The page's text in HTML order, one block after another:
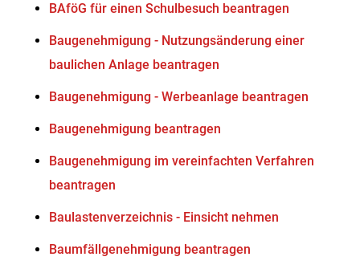
BAföG für einen Schulbesuch beantragen
Baugenehmigung - Nutzungsänderung einer
baulichen Anlage beantragen
Baugenehmigung - Werbeanlage beantragen
Baugenehmigung beantragen
Baugenehmigung im vereinfachten Verfahren
beantragen
Baulastenverzeichnis - Einsicht nehmen
Baumfällgenehmigung beantragen